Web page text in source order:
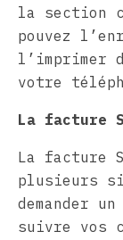
la section
pouvez
l’imprimer
votre
La facture
La facture
plusieurs
demander
suivre vos